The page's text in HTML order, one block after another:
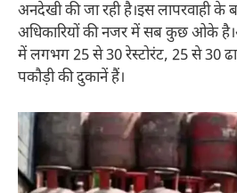
अनदेखी की जा रही है।इस लापरवाही के
अधिकारियों की नजर में सब कुछ ओके
में लगभग 25 से 30 रेस्टोरंट, 25 से 30
पकौड़ी की दुकानें हैं।